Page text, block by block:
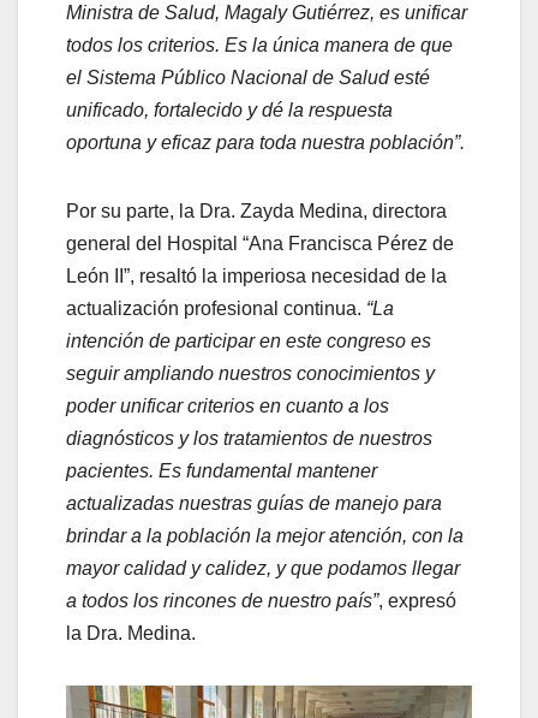
Ministra de Salud, Magaly Gutiérrez, es unificar
todos los criterios. Es la única manera de que
el Sistema Público Nacional de Salud esté
unificado, fortalecido y dé la respuesta
oportuna y eficaz para toda nuestra población”.
Por su parte, la Dra. Zayda Medina, directora
general del Hospital “Ana Francisca Pérez de
León II”, resaltó la imperiosa necesidad de la
actualización profesional continua. “La
intención de participar en este congreso es
seguir ampliando nuestros conocimientos y
poder unificar criterios en cuanto a los
diagnósticos y los tratamientos de nuestros
pacientes. Es fundamental mantener
actualizadas nuestras guías de manejo para
brindar a la población la mejor atención, con la
mayor calidad y calidez, y que podamos llegar
a todos los rincones de nuestro país”, expresó
la Dra. Medina.